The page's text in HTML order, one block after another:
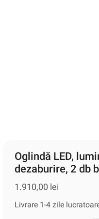
Oglindă LED,
dezaburire, 2 db
1.910,00 lei
Livrare 1-4 zile